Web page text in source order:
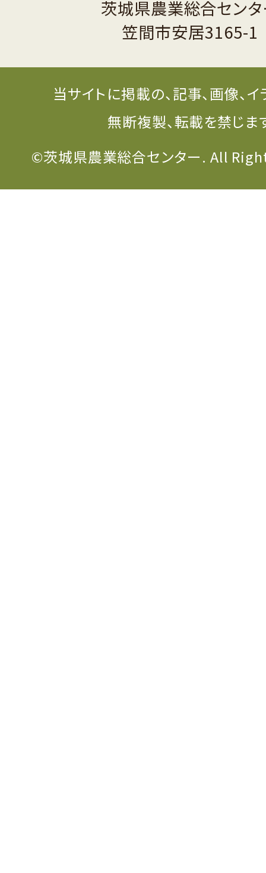
茨城県農業総合セン
笠間市安居3165-1
当サイトに掲載の、記事、画像、
無断複製、転載を禁じま
©茨城県農業総合センター. All